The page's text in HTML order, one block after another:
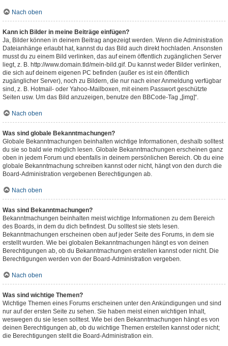
Nach oben
Kann ich Bilder in meine Beiträge einfügen?
Ja, Bilder können in deinem Beitrag angezeigt werden. Wenn die Administration
Dateianhänge erlaubt hat, kannst du das Bild auch direkt hochladen. Ansonsten
musst du zu einem Bild verlinken, das auf einem öffentlich zugänglichen Server
liegt, z. B. http://www.domain.tld/mein-bild.gif. Du kannst weder Bilder verlinken,
die sich auf deinem eigenen PC befinden (außer es ist ein öffentlich
zugänglicher Server), noch zu Bildern, die nur nach einer Anmeldung verfügbar
sind, z. B. Hotmail- oder Yahoo-Mailboxen, mit einem Passwort geschützte
Seiten usw. Um das Bild anzuzeigen, benutze den BBCode-Tag „[img]“.
Nach oben
Was sind globale Bekanntmachungen?
Globale Bekanntmachungen beinhalten wichtige Informationen, deshalb solltest
du sie so bald wie möglich lesen. Globale Bekanntmachungen erscheinen ganz
oben in jedem Forum und ebenfalls in deinem persönlichen Bereich. Ob du eine
globale Bekanntmachung schreiben kannst oder nicht, hängt von den durch die
Board-Administration vergebenen Berechtigungen ab.
Nach oben
Was sind Bekanntmachungen?
Bekanntmachungen beinhalten meist wichtige Informationen zu dem Bereich
des Boards, in dem du dich befindest. Du solltest sie stets lesen.
Bekanntmachungen erscheinen oben auf jeder Seite des Forums, in dem sie
erstellt wurden. Wie bei globalen Bekanntmachungen hängt es von deinen
Berechtigungen ab, ob du Bekanntmachungen erstellen kannst oder nicht. Die
Berechtigungen werden von der Board-Administration vergeben.
Nach oben
Was sind wichtige Themen?
Wichtige Themen eines Forums erscheinen unter den Ankündigungen und sind
nur auf der ersten Seite zu sehen. Sie haben meist einen wichtigen Inhalt,
weswegen du sie lesen solltest. Wie bei den Bekanntmachungen hängt es von
deinen Berechtigungen ab, ob du wichtige Themen erstellen kannst oder nicht;
die Berechtigungen stellt die Board-Administration ein.